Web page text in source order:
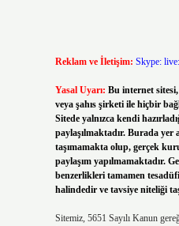
Reklam ve İletişim: Skype:
Yasal Uyarı: Bu internet
veya şahıs şirketi ile hiçbir
Sitede yalnızca kendi
paylaşılmaktadır. Burada
taşımamakta olup, gerçek
paylaşım yapılmamaktadır.
benzerlikleri tamamen
halindedir ve tavsiye niteliği
Sitemiz, 5651 Sayılı Kanun